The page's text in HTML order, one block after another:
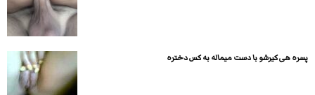
پسره هی کیرشو با دست میماله به کس دختره